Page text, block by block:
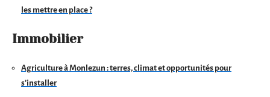
les mettre en place ?
Immobilier
Agriculture à Monlezun : terres, climat et opportunités pour
s’installer